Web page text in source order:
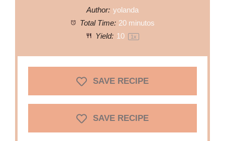
Author: yolanda
Total Time: 20 minutos
Yield: 10 1 x
SAVE RECIPE
SAVE RECIPE